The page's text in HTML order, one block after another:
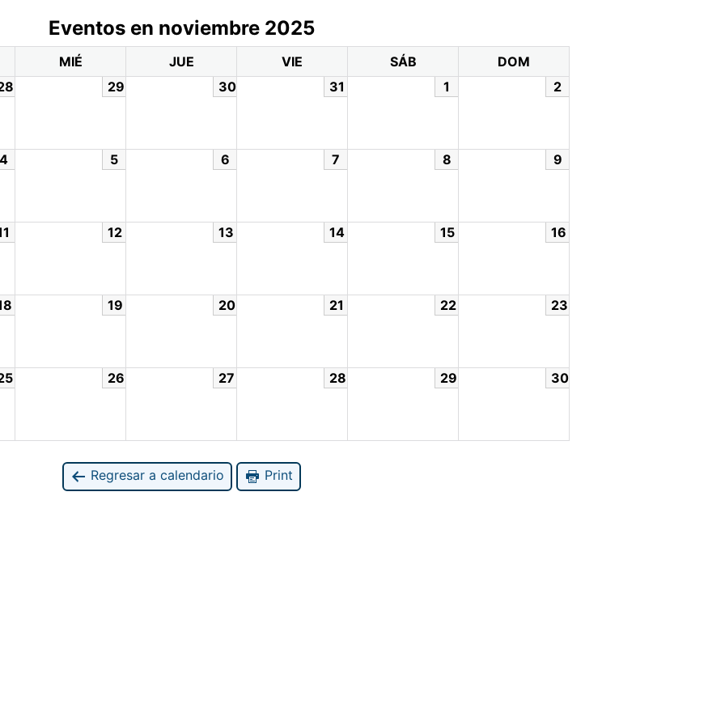
Eventos en noviembre 2025
MIÉ JUE VIE SÁB
DOM
29 30 31 1 2
5 6 7 8 9
12 13 14 15 16
19 20 21 22 23
26 27 28 29 30
Regresar a calendario Print